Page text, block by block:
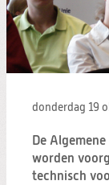
donderdag 19
De
worden
technisch